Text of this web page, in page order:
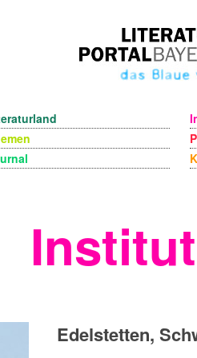
Edelstetten,